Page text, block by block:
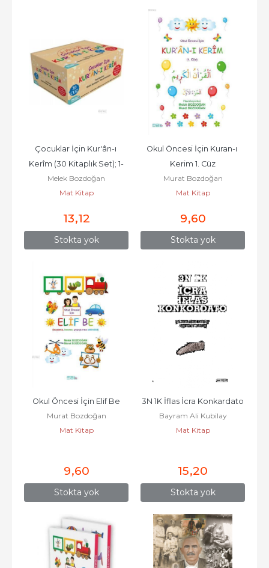
Stokta yok
Çocuklar İçin Kur'ân-ı
Kerîm (30 Kitaplık Set); 1-
30. Cüzler
Melek Bozdoğan
Mat Kitap
13,12
Stokta yok
Okul Öncesi İçin Kuran-ı
Kerim 1. Cüz
Murat Bozdoğan
Mat Kitap
9,60
Stokta yok
Okul Öncesi İçin Elif Be
Murat Bozdoğan
Mat Kitap
9,60
Stokta yok
3N 1K İflas İcra Konkardato
Bayram Ali Kubilay
Mat Kitap
15,20